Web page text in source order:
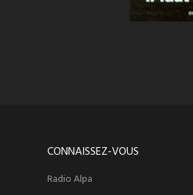
CONNAISSEZ-VOUS
Radio Alpa